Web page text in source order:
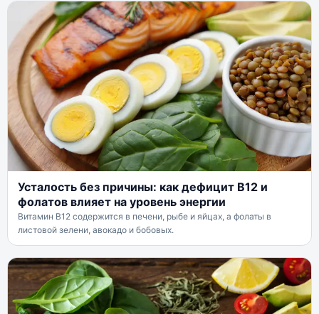
Усталость без причины: как дефицит B12 и
фолатов влияет на уровень энергии
Витамин B12 содержится в печени, рыбе и яйцах, а фолаты в
листовой зелени, авокадо и бобовых.